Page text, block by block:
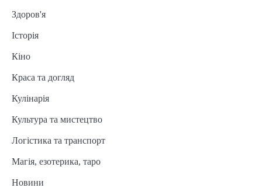
Здоров'я
Історія
Кіно
Краса та догляд
Кулінарія
Культура та мистецтво
Логістика та транспорт
Магія, езотерика, таро
Новини